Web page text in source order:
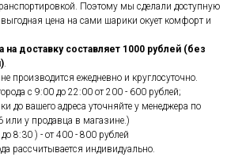
Поэтому мы сделали доступную
выгодная цена на сами шарики окует комфорт и
доставку составляет 1000 рублей (без
.
производится ежедневно и круглосуточно.
c 9:00 до 22:00 от 200 - 600 рублей;
до вашего адреса уточняйте у менеджера по
у продавца в магазине.)
8:30 ) - от 400 - 800 рублей
рассчитывается индивидуально.